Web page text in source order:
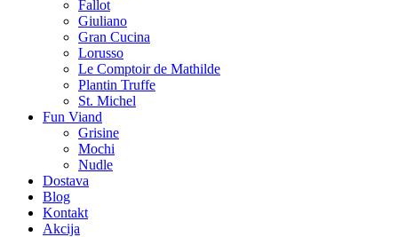
Fallot
Giuliano
Gran Cucina
Lorusso
Le Comptoir de Mathilde
Plantin Truffe
St. Michel
Fun Viand
Grisine
Mochi
Nudle
Dostava
Blog
Kontakt
Akcija